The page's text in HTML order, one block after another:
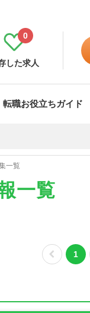
した求人
0
転職お役立ちガイド
一覧
一覧
1